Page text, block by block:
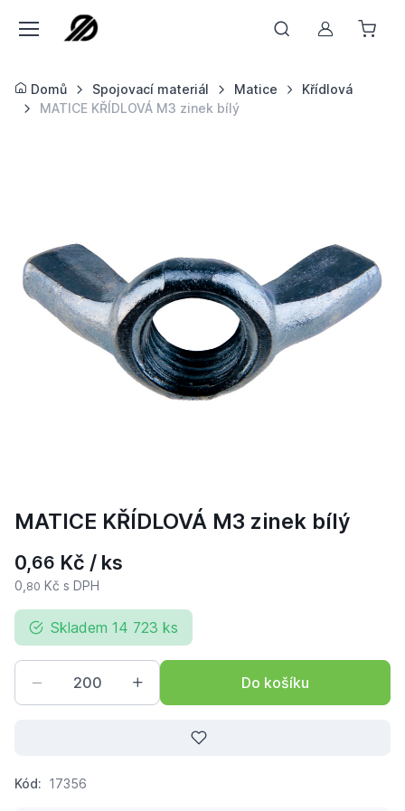
Můj účet
Domů Spojovací materiál Matice
Křídlová
MATICE KŘÍDLOVÁ M3 zinek bílý
MATICE KŘÍDLOVÁ M3 zinek bílý
0,66 Kč / ks
0, 80 Kč s DPH
Skladem 14 723 ks
Do košíku
Kód: 17356